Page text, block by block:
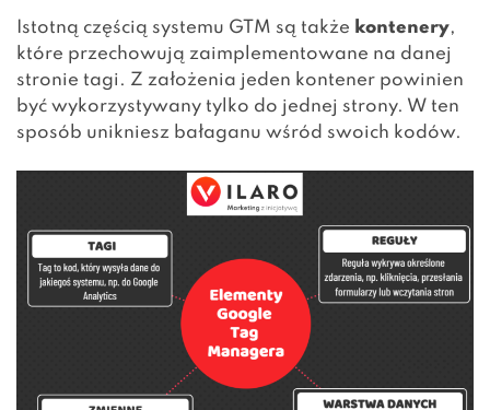
Istotną częścią systemu GTM są także kontenery,
które przechowują zaimplementowane na danej
stronie tagi. Z założenia jeden kontener powinien
być wykorzystywany tylko do jednej strony. W ten
sposób unikniesz bałaganu wśród swoich kodów.